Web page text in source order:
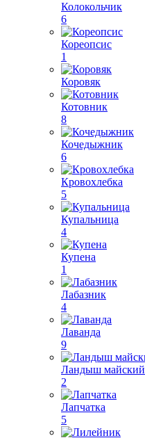
Колокольчик
6
Кореопсис
1
Коровяк
Котовник
8
Кочедыжник
6
Кровохлебка
5
Купальница
4
Купена
1
Лабазник
4
Лаванда
9
Ландыш майский
2
Лапчатка
5